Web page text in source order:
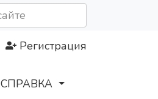
Регистрация
СПРАВКА